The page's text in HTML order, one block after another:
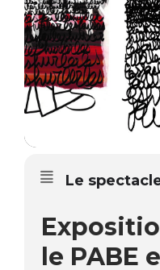
Le
le PABE